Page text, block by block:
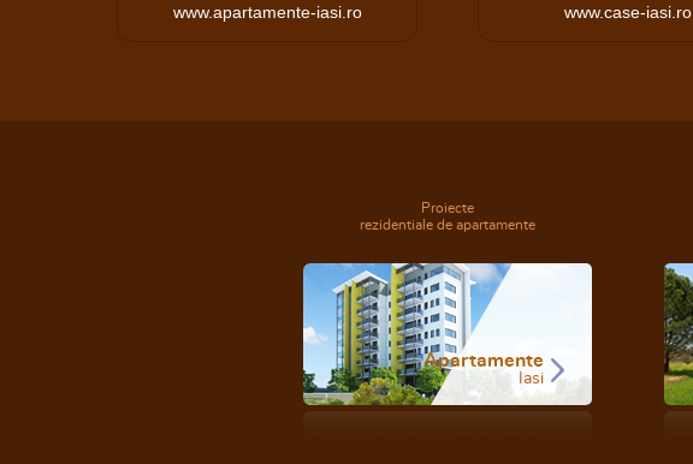
www.apartamente-iasi.ro www.case-iasi.ro
Proiecte
rezidentiale de apartamente
Apartamente
Iasi